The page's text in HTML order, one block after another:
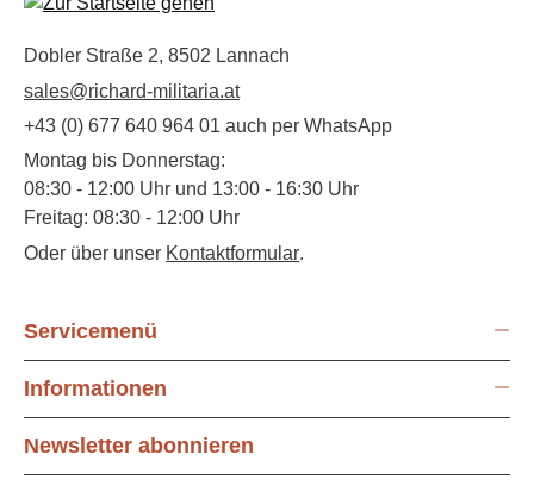
Dobler Straße 2, 8502 Lannach
sales@richard-militaria.at
+43 (0) 677 640 964 01 auch per WhatsApp
Montag bis Donnerstag:
08:30 - 12:00 Uhr und 13:00 - 16:30 Uhr
Freitag: 08:30 - 12:00 Uhr
Oder über unser Kontaktformular.
Servicemenü
Informationen
Newsletter abonnieren